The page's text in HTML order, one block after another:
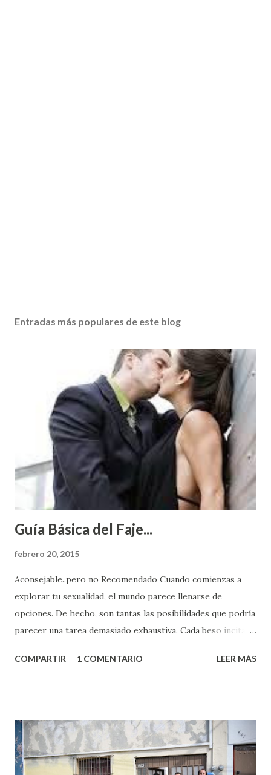
Entradas más populares de este blog
Guía Básica del Faje...
febrero 20, 2015
Aconsejable..pero no Recomendado Cuando comienzas a
explorar tu sexualidad, el mundo parece llenarse de
opciones. De hecho, son tantas las posibilidades que podría
parecer una tarea demasiado exhaustiva. Cada beso incita
partes de ti que jamás hubieras imaginado. El problema es
conoces ni la mitad de lo que deberías saber. Pero incluso
quienes ya han tenido relaciones sexuales no son expertos
o expertas en el tema. Siempre hay algo nuevo que
COMPARTIR 1 COMENTARIO LEER MÁS